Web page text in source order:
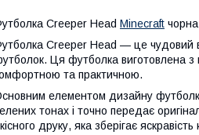
Creeper Head Minecraft чорна
Creeper Head — це чудовий
Ця футболка виготовлена з
та практичною.
елементом дизайну
тонах і точно передає
друку, яка зберігає